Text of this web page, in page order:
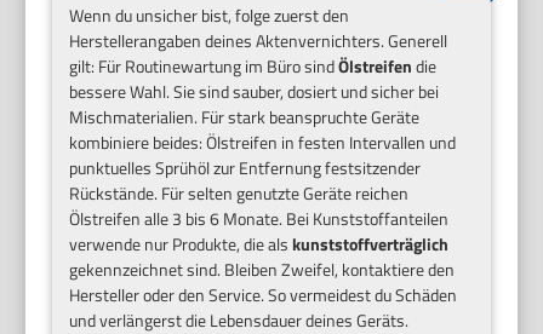
Wenn du unsicher bist, folge zuerst den
Herstellerangaben deines Aktenvernichters. Generell
gilt: Für Routinewartung im Büro sindÖlstreifendie
bessere Wahl. Sie sind sauber, dosiert und sicher bei
Mischmaterialien. Für stark beanspruchte Geräte
kombiniere beides: Ölstreifen in festen Intervallen und
punktuelles Sprühöl zur Entfernung festsitzender
Rückstände. Für selten genutzte Geräte reichen
Ölstreifen alle 3 bis 6 Monate. Bei Kunststoffanteilen
verwende nur Produkte, die alskunststoffverträglich
gekennzeichnet sind. Bleiben Zweifel, kontaktiere den
Hersteller oder den Service. So vermeidest du Schäden
und verlängerst die Lebensdauer deines Geräts.